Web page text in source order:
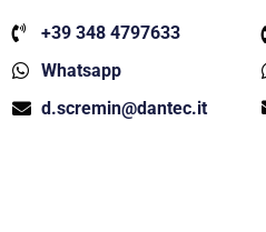
+39 348 4797633
Whatsapp
d.scremin@dantec.it